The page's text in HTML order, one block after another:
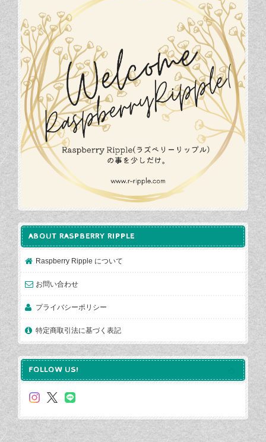
ABOUT RASPBERRY RIPPLE
Raspberry Ripple について
お問い合わせ
プライバシーポリシー
特定商取引法に基づく表記
FOLLOW US!